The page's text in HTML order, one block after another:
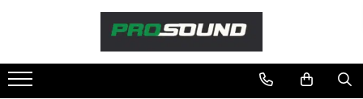
Sonorizare / PA